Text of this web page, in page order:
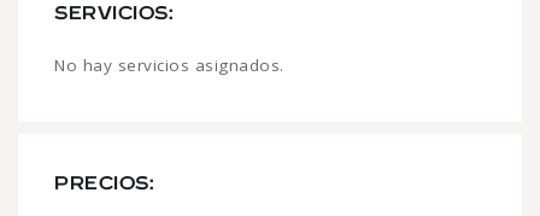
SERVICIOS:
No hay servicios asignados.
PRECIOS: